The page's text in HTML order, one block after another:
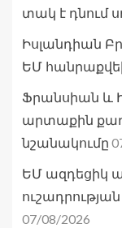
տակ է դնում
Իսլանդիան
ԵՄ
Ֆրանսիան և
արտաքին
նշանակումը
ԵՄ ազդեցիկ
07/08/2026